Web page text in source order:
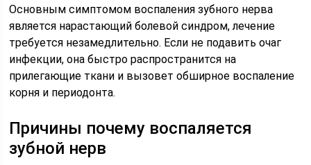
Основным симптомом воспаления зубного нерва
является нарастающий болевой синдром, лечение
требуется незамедлительно. Если не подавить очаг
инфекции, она быстро распространится на
прилегающие ткани и вызовет обширное воспаление
корня и периодонта.
Причины почему воспаляется
зубной нерв